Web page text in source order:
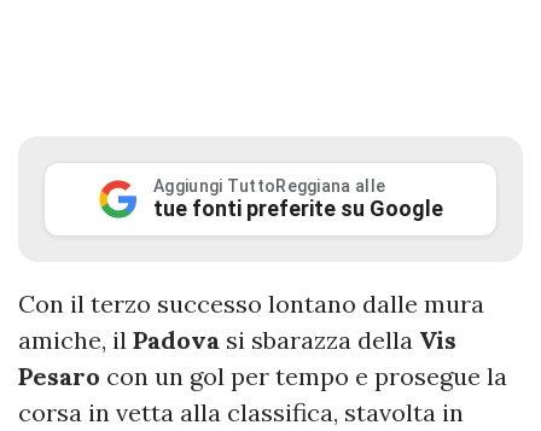
Aggiungi TuttoReggiana alle
tue fonti preferite su Google
Con il terzo successo lontano dalle mura
amiche, il Padova si sbarazza della Vis
Pesaro con un gol per tempo e prosegue la
corsa in vetta alla classifica, stavolta in